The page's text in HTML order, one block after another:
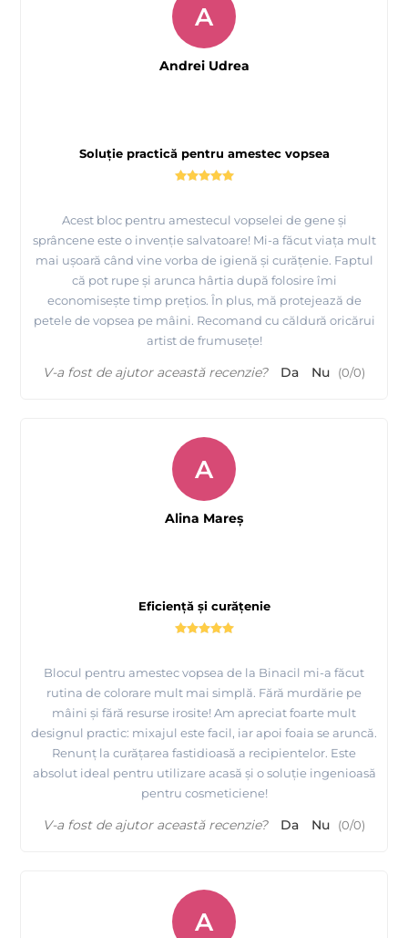
Soluție practică pentru amestec vopsea
Acest bloc pentru amestecul vopselei de gene și
sprâncene este o invenție salvatoare! Mi-a făcut viața mult
mai ușoară când vine vorba de igienă și curățenie. Faptul
că pot rupe și arunca hârtia după folosire îmi
economisește timp prețios. În plus, mă protejează de
petele de vopsea pe mâini. Recomand cu căldură oricărui
artist de frumusețe!
A
Andrei Udrea
V-a fost de ajutor această recenzie? Da Nu (0/0)
Eficiență și curățenie
Blocul pentru amestec vopsea de la Binacil mi-a făcut
rutina de colorare mult mai simplă. Fără murdărie pe
mâini și fără resurse irosite! Am apreciat foarte mult
designul practic: mixajul este facil, iar apoi foaia se aruncă.
Renunț la curățarea fastidioasă a recipientelor. Este
absolut ideal pentru utilizare acasă și o soluție ingenioasă
pentru cosmeticiene!
A
Alina Mareş
V-a fost de ajutor această recenzie? Da Nu (0/0)
A